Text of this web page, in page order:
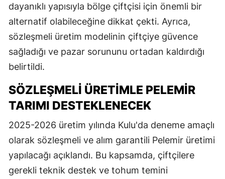
dayanıklı yapısıyla bölge çiftçisi için önemli bir
alternatif olabileceğine dikkat çekti. Ayrıca,
sözleşmeli üretim modelinin çiftçiye güvence
sağladığı ve pazar sorununu ortadan kaldırdığı
belirtildi.
SÖZLEŞMELI ÜRETIMLE PELEMIR
TARIMI DESTEKLENECEK
2025-2026 üretim yılında Kulu'da deneme amaçlı
olarak sözleşmeli ve alım garantili Pelemir üretimi
yapılacağı açıklandı. Bu kapsamda, çiftçilere
gerekli teknik destek ve tohum temini